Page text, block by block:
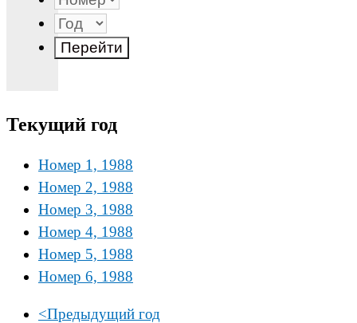
Текущий год
Номер 1, 1988
Номер 2, 1988
Номер 3, 1988
Номер 4, 1988
Номер 5, 1988
Номер 6, 1988
<Предыдущий год